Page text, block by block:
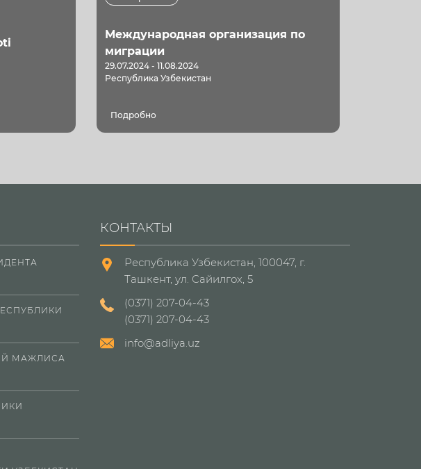
Международная организация по
миграции
29.07.2024 - 11.08.2024
Республика Узбекистан
Подробно
МАЖЛИСА
КОНТАКТЫ
Республика Узбекистан, 100047, г.
Ташкент, ул. Сайилгох, 5
(0371) 207-04-43
(0371) 207-04-43
info@adliya.uz